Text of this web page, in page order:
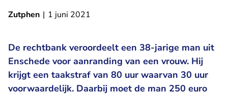
Zutphen | 1 juni 2021
De rechtbank veroordeelt een 38-jarige man uit
Enschede voor aanranding van een vrouw. Hij
krijgt een taakstraf van 80 uur waarvan 30 uur
voorwaardelijk. Daarbij moet de man 250 euro